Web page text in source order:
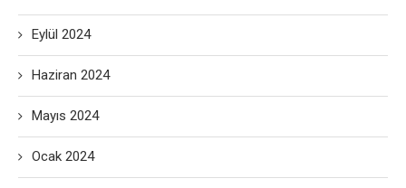
Eylül 2024
Haziran 2024
Mayıs 2024
Ocak 2024